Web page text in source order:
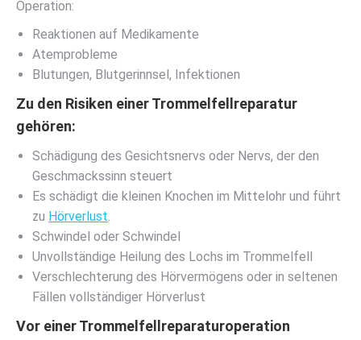
Operation:
Reaktionen auf Medikamente
Atemprobleme
Blutungen, Blutgerinnsel, Infektionen
Zu den Risiken einer Trommelfellreparatur
gehören:
Schädigung des Gesichtsnervs oder Nervs, der den
Geschmackssinn steuert
Es schädigt die kleinen Knochen im Mittelohr und führt
zu Hörverlust
Schwindel oder Schwindel
Unvollständige Heilung des Lochs im Trommelfell
Verschlechterung des Hörvermögens oder in seltenen
Fällen vollständiger Hörverlust
Vor einer Trommelfellreparaturoperation